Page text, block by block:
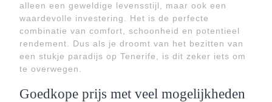
alleen een geweldige levensstijl, maar ook een
waardevolle investering. Het is de perfecte
combinatie van comfort, schoonheid en potentieel
rendement. Dus als je droomt van het bezitten van
een stukje paradijs op Tenerife, is dit zeker iets om
te overwegen.
Goedkope prijs met veel mogelijkheden